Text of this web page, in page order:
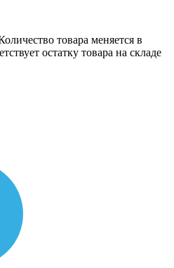
товара меняется в
остатку товара на складе